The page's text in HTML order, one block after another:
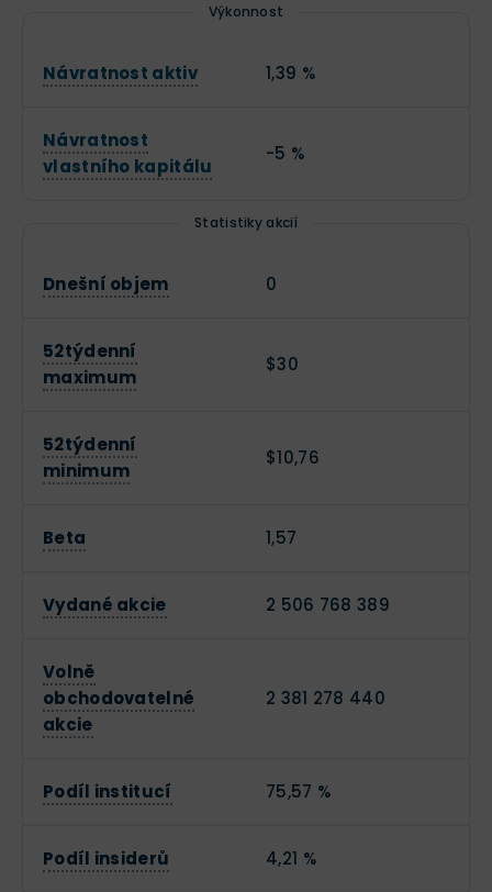
Výkonnost
Návratnost aktiv 1,39 %
Návratnost
vlastního kapitálu
-5 %
Statistiky akcií
Dnešní objem 0
52týdenní
maximum
$30
52týdenní
minimum
$10,76
Beta 1,57
Vydané akcie 2 506 768 389
Volně
obchodovatelné
akcie
2 381 278 440
Podíl institucí 75,57 %
Podíl insiderů 4,21 %